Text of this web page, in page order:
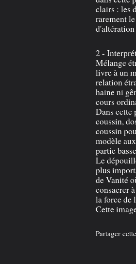
clairs : les
rarement
2 -
Mélange
livre à un
relation
haine ni
cours
Dans cette
coussin,
coussin
modèle
partie
Le
plus
de Vanité
consacrer
la force de
Cette
Partager